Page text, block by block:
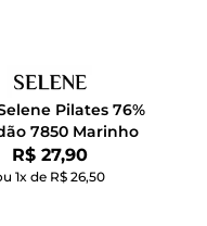
Pilates 76%
7850 Marinho
Por:
R$ 27,90
1x de R$ 26,50